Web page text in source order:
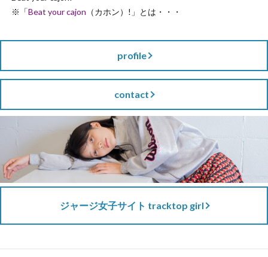
※「Beat your cajon （カホン）!」とは・・・
profile
contact
ジャージ女子サイト tracktop girl